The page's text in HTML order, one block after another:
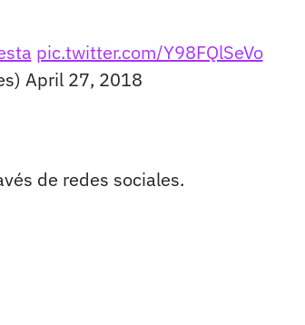
pic.twitter.com/Y98FQlSeVo
April 27, 2018
de redes sociales.